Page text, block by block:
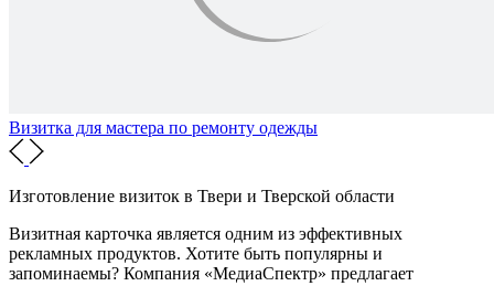
Визитка для мастера по ремонту одежды
Изготовление визиток в Твери и Тверской области
Визитная карточка является одним из эффективных
рекламных продуктов. Хотите быть популярны и
запоминаемы? Компания «МедиаСпектр» предлагает